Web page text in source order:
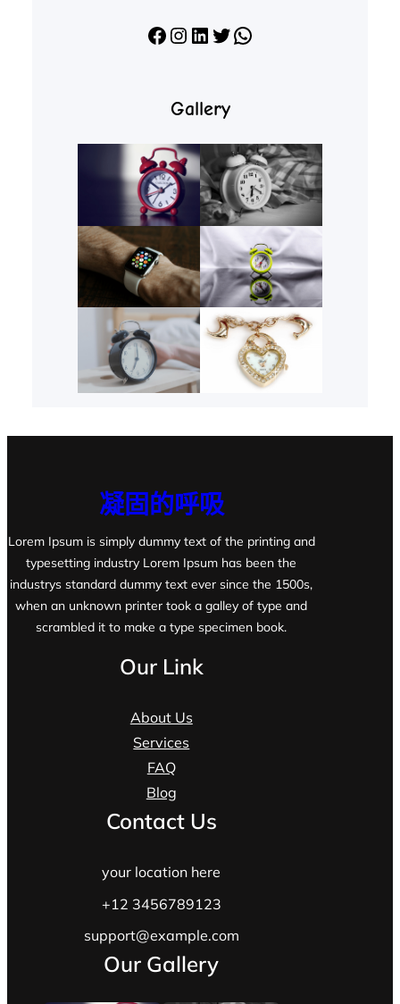
Facebook Instagram LinkedIn X WhatsApp
Gallery
凝固的呼吸
Lorem Ipsum is simply dummy text of the printing and
typesetting industry Lorem Ipsum has been the
industrys standard dummy text ever since the 1500s,
when an unknown printer took a galley of type and
scrambled it to make a type specimen book.
Our Link
About Us
Services
FAQ
Blog
Contact Us
your location here
+12 3456789123
support@example.com
Our Gallery